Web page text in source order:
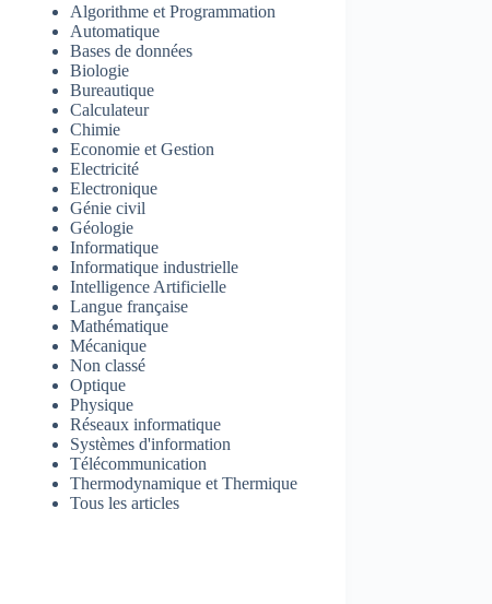
Algorithme et Programmation
Automatique
Bases de données
Biologie
Bureautique
Calculateur
Chimie
Economie et Gestion
Electricité
Electronique
Génie civil
Géologie
Informatique
Informatique industrielle
Intelligence Artificielle
Langue française
Mathématique
Mécanique
Non classé
Optique
Physique
Réseaux informatique
Systèmes d'information
Télécommunication
Thermodynamique et Thermique
Tous les articles